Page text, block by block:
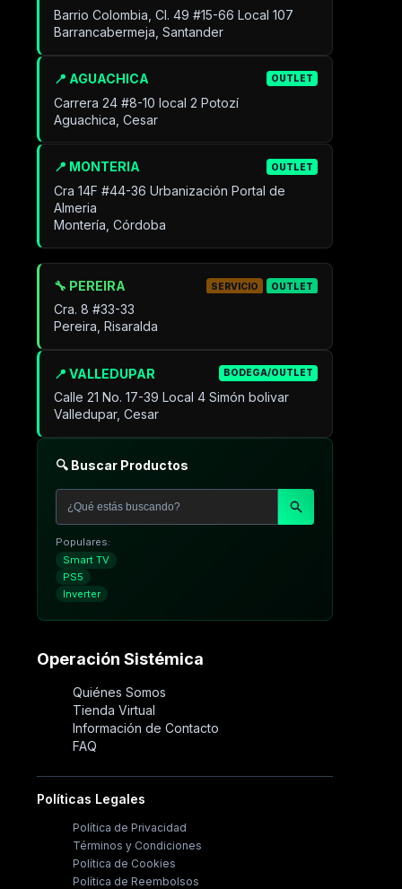
Barrio Colombia, Cl. 49 #15-66 Local 107
Barrancabermeja, Santander
📍 AGUACHICA OUTLET
Carrera 24 #8-10 local 2 Potozí
Aguachica, Cesar
📍 MONTERIA OUTLET
Cra 14F #44-36 Urbanización Portal de
Almeria
Montería, Córdoba
📍 VALLEDUPAR BODEGA/OUTLET
Calle 21 No. 17-39 Local 4 Simón bolivar
Valledupar, Cesar
🔧 PEREIRA SERVICIO OUTLET
Cra. 8 #33-33
Pereira, Risaralda
🔍 Buscar Productos
Populares:
Smart TV
PS5
Inverter
Operación Sistémica
Quiénes Somos
Tienda Virtual
Información de Contacto
FAQ
Políticas Legales
Política de Privacidad
Términos y Condiciones
Política de Cookies
Política de Reembolsos